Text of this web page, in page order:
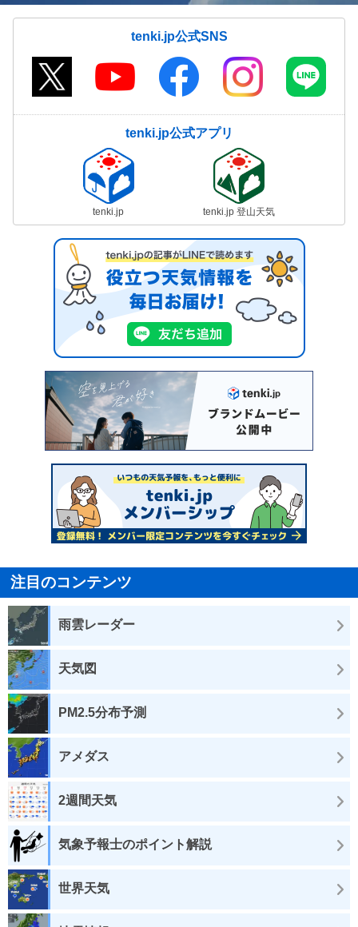
tenki.jp公式SNS
tenki.jp公式アプリ
tenki.jp tenki.jp 登山天気
注目のコンテンツ
雨雲レーダー
天気図
PM2.5分布予測
アメダス
2週間天気
気象予報士のポイント解説
世界天気